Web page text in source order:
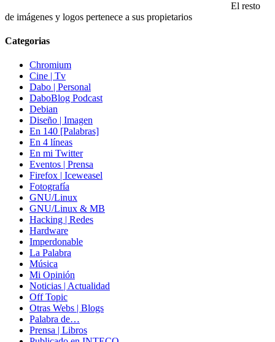
El resto
de imágenes y logos pertenece a sus propietarios
Categorias
Chromium
Cine | Tv
Dabo | Personal
DaboBlog Podcast
Debian
Diseño | Imagen
En 140 [Palabras]
En 4 líneas
En mi Twitter
Eventos | Prensa
Firefox | Iceweasel
Fotografía
GNU/Linux
GNU/Linux & MB
Hacking | Redes
Hardware
Imperdonable
La Palabra
Música
Mi Opinión
Noticias | Actualidad
Off Topic
Otras Webs | Blogs
Palabra de…
Prensa | Libros